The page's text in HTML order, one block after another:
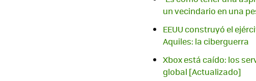
un vecindario en una
EEUU construyó el
Aquiles: la ciberguerra
Xbox está caído: los
global [Actualizado]